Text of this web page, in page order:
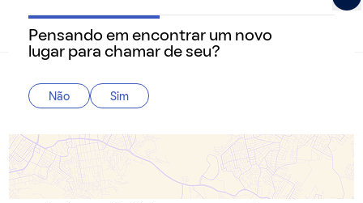
QuintoAndar Guias - Inspiração e tudo o que você
Esperar pelo consórcio pode sair mais barato
que financiar? Veja quando a urgência pesa
no bolso
Entenda como o tempo influencia na compra do imóvel
Pensando em encontrar um novo
lugar para chamar de seu?
Não Sim